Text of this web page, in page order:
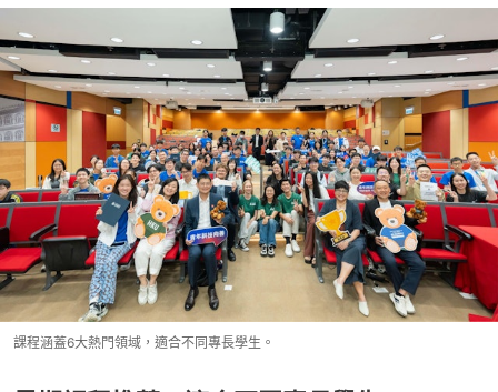
課程涵蓋6大熱門領域，適合不同專長學生。​